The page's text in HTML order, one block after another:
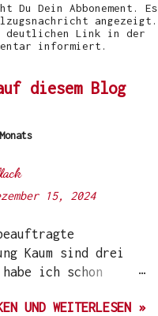
Du Dein Abbonement. Es
angezeigt.
deutlichen Link in der
informiert.
diesem Blog
15, 2024
Kaum sind drei
habe ich schon
6 Monate, wo ich
UND WEITERLESEN »